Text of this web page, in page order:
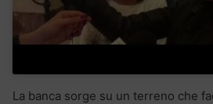
La banca sorge su un terreno che